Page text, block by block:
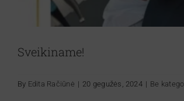
Sveikiname!
By Edita Račiūnė | 20 gegužės, 2024 | Be